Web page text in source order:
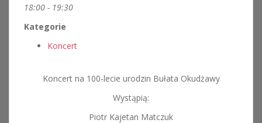
18:00 - 19:30
Kategorie
Koncert
Koncert na 100-lecie urodzin Bułata Okudżawy
Wystąpią:
Piotr Kajetan Matczuk